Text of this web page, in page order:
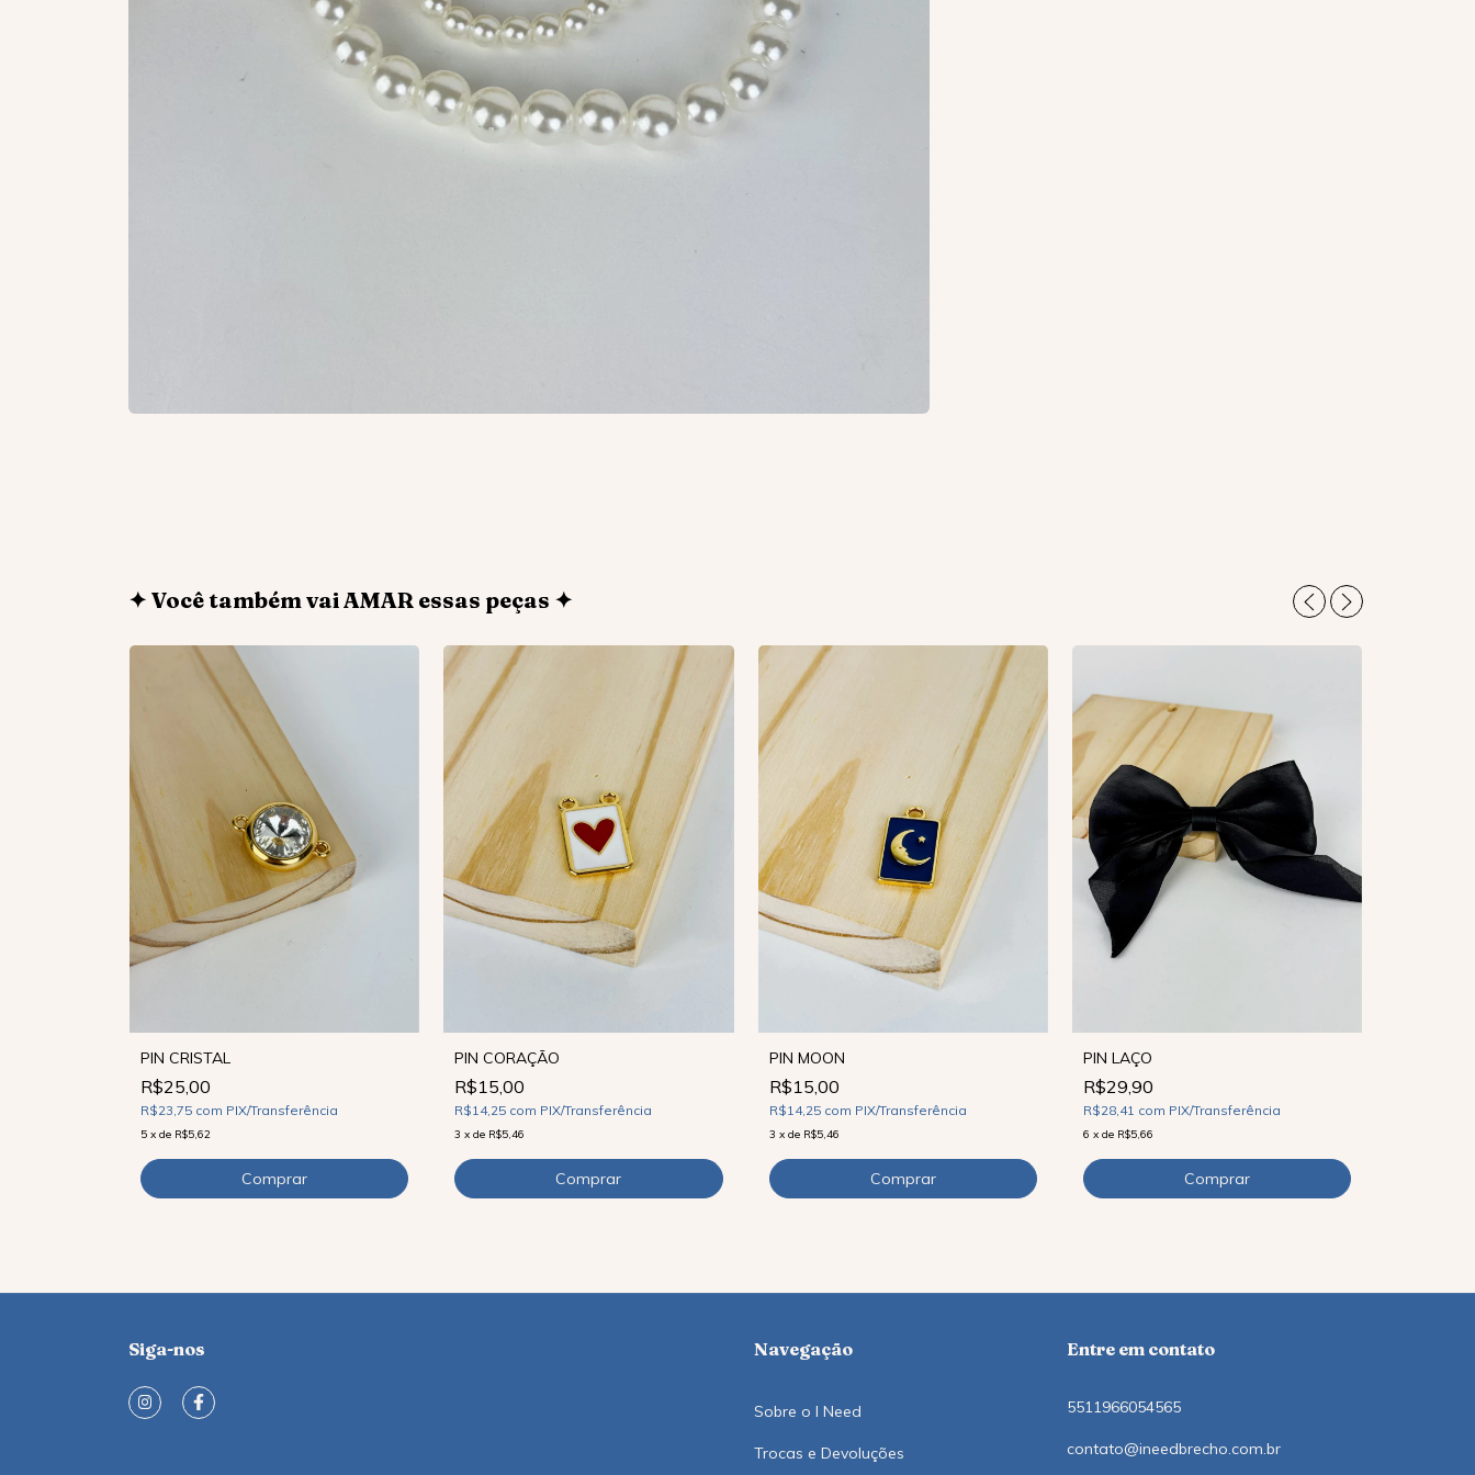
✦ Você também vai AMAR essas peças ✦
PIN CRISTAL
R$25,00
R$23,75 com PIX/Transferência
5 x de R$5,62
PIN CORAÇÃO
R$15,00
R$14,25 com PIX/Transferência
3 xde R$5,46
PIN MOON
R$15,00
R$14,25 com PIX/Transferência
3 x de R$5,46
PIN LAÇO
R$29,90
R$28,41 com PIX/Transferência
6 x de R$5,66
Siga-nos Navegação
Sobre o I Need
Trocas e Devoluções
Entre em contato
5511966054565
contato@ineedbrecho.com.br